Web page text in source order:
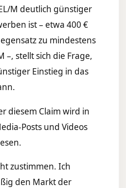
M deutlich günstiger
ist – etwa 400 €
zu mindestens
–, stellt sich die Frage,
Einstieg in das
diesem Claim wird in
Posts und Videos
zustimmen. Ich
den Markt der